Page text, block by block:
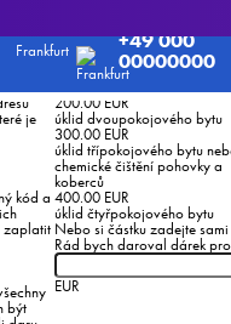
Frankfurt +49 000
00000000
je
kód a
zaplatit
být
100.00 EUR
150.00 EUR
úklid garsonky nebo chemické
200.00 EUR
úklid dvoupokojového bytu
300.00 EUR
úklid třípokojového bytu
chemické čištění pohovky a
koberců
400.00 EUR
úklid čtyřpokojového bytu
Nebo si částku zadejte sami
Rád bych daroval dárek pro
EUR